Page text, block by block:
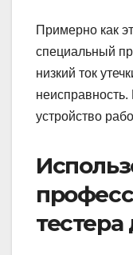
Примерно как
специальный
низкий ток
устройство